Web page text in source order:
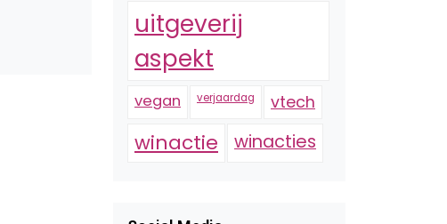
uitgeverij
aspekt
vegan verjaardag vtech
winactie winacties